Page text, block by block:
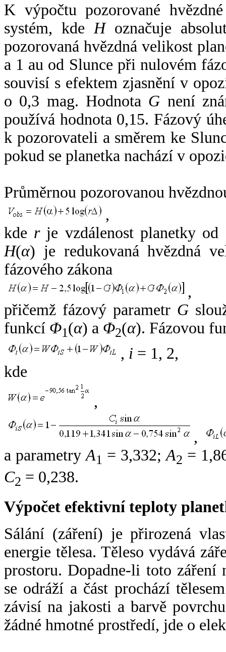
K výpočtu pozorované
systém, kde Hoznačuje
pozorovaná hvězdná velikost
a 1 au od Slunce při nulovém
souvisí s efektem zjasnění v
o 0,3 mag. Hodnota G není
používá hodnota 0,15. Fázový
k pozorovateli a směrem ke
pokud se planetka nachází v
Průměrnou pozorovanou
,
kde rje vzdálenost planetky od
H(α) je redukovaná hvězdná
fázového zákona
,
přičemž fázový parametr G
funkcí Φ1(α) a Φ2(α). Fázovou
, i = 1, 2,
kde
,
,
a parametryA1 = 3,332;A2 =
C2 = 0,238.
Výpočet efektivní teploty
Sálání (záření) je přirozená
energie tělesa. Těleso vydává
prostoru. Dopadne-li toto záření
se odráží a část prochází
závisí na jakosti a barvě
žádné hmotné prostředí, jde o